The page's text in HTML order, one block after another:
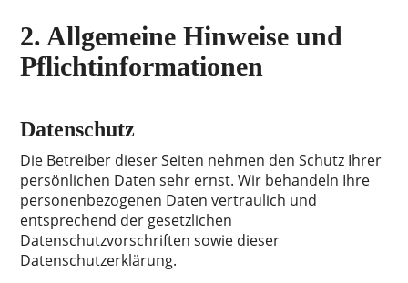
2. Allgemeine Hinweise und
Pflichtinformationen
Datenschutz
Die Betreiber dieser Seiten nehmen den Schutz Ihrer
persönlichen Daten sehr ernst. Wir behandeln Ihre
personenbezogenen Daten vertraulich und
entsprechend der gesetzlichen
Datenschutzvorschriften sowie dieser
Datenschutzerklärung.